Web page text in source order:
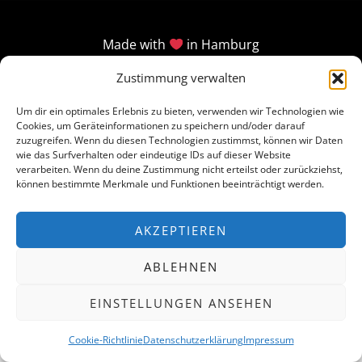
Zustimmung verwalten
Um dir ein optimales Erlebnis zu bieten, verwenden wir Technologien wie
Cookies, um Geräteinformationen zu speichern und/oder darauf
zuzugreifen. Wenn du diesen Technologien zustimmst, können wir Daten
wie das Surfverhalten oder eindeutige IDs auf dieser Website
verarbeiten. Wenn du deine Zustimmung nicht erteilst oder zurückziehst,
können bestimmte Merkmale und Funktionen beeinträchtigt werden.
AKZEPTIEREN
ABLEHNEN
EINSTELLUNGEN ANSEHEN
Cookie-RichtlinieDatenschutzerklärungImpressum
Made with in Hamburg